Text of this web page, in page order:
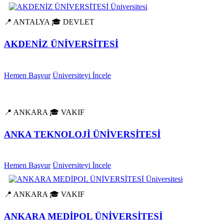
📍 ANTALYA 🎓 DEVLET
AKDENİZ ÜNİVERSİTESİ
Hemen Başvur Üniversiteyi İncele
📍 ANKARA 🎓 VAKIF
ANKA TEKNOLOJİ ÜNİVERSİTESİ
Hemen Başvur Üniversiteyi İncele
📍 ANKARA 🎓 VAKIF
ANKARA MEDİPOL ÜNİVERSİTESİ